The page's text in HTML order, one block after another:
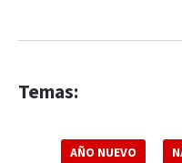
Temas:
AÑO NUEVO